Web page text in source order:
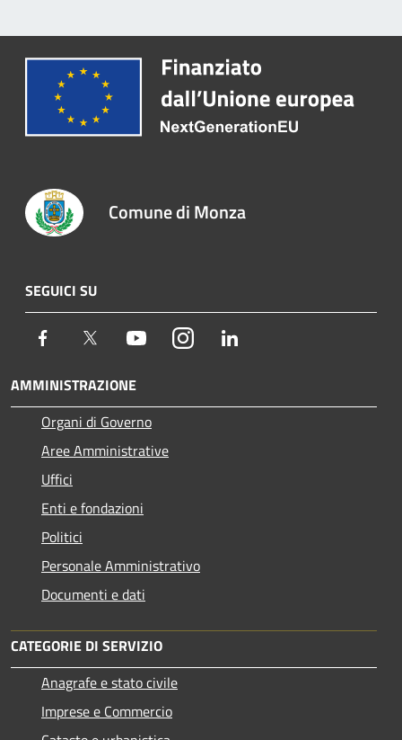
Comune di Monza
SEGUICI SU
Facebook Twitter YoutubeInstagram
AMMINISTRAZIONE
Organi di Governo
Aree Amministrative
Uffici
Enti e fondazioni
Politici
Personale Amministrativo
Documenti e dati
CATEGORIE DI SERVIZIO
Anagrafe e stato civile
Imprese e Commercio